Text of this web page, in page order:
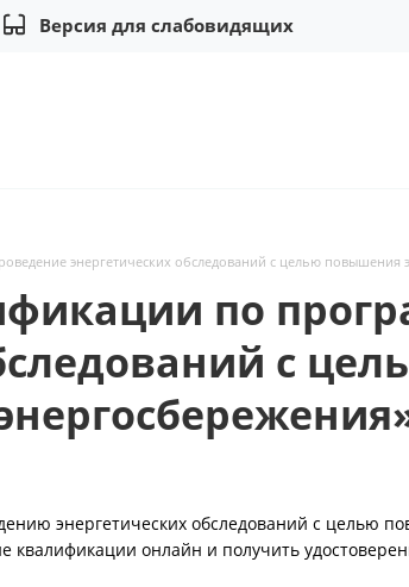
Версия для слабовидящих
энергетических обследований с целью повышения
по
с
энергетических обследований с целью
онлайн и получить